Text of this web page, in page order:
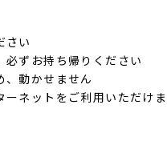
さい
ずお持ち帰りください
動かせません
ネットをご利用いただけま